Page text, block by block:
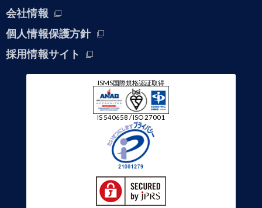
会社情報
個人情報保護方針
採用情報サイト
ISMS国際規格認証取得
IS 540658 / ISO 27001